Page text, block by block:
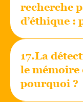
recherche
d’éthique :
17.La
le mémoire
pourquoi ?